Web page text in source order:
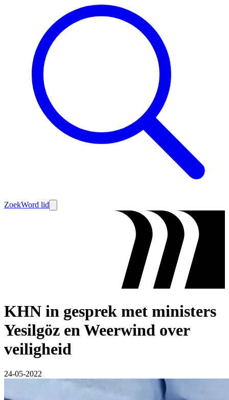
ZoekWord lid
KHN in gesprek met ministers
Yesilgöz en Weerwind over
veiligheid
24-05-2022